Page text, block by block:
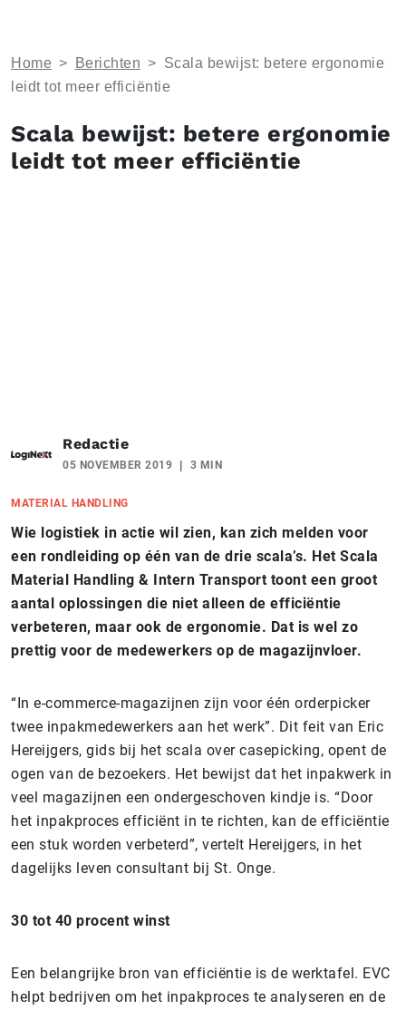
Home > Berichten > Scala bewijst: betere ergonomie
leidt tot meer efficiëntie
Scala bewijst: betere ergonomie
leidt tot meer efficiëntie
Redactie
05 NOVEMBER 2019 3 MIN
MATERIAL HANDLING
Wie logistiek in actie wil zien, kan zich melden voor
een rondleiding op één van de drie scala’s. Het Scala
Material Handling & Intern Transport toont een groot
aantal oplossingen die niet alleen de efficiëntie
verbeteren, maar ook de ergonomie. Dat is wel zo
prettig voor de medewerkers op de magazijnvloer.
“In e-commerce-magazijnen zijn voor één orderpicker
twee inpakmedewerkers aan het werk”. Dit feit van Eric
Hereijgers, gids bij het scala over casepicking, opent de
ogen van de bezoekers. Het bewijst dat het inpakwerk in
veel magazijnen een ondergeschoven kindje is. “Door
het inpakproces efficiënt in te richten, kan de efficiëntie
een stuk worden verbeterd”, vertelt Hereijgers, in het
dagelijks leven consultant bij St. Onge.
30 tot 40 procent winst
Een belangrijke bron van efficiëntie is de werktafel. EVC
helpt bedrijven om het inpakproces te analyseren en de